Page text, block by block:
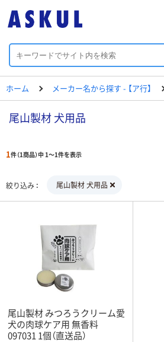
ホーム メーカー名から探す - 【ア行】
尾山製材 犬用品
1件（1商品）中 1～1件を表示
絞り込み 尾山製材 犬用品
尾山製材 みつろうクリーム愛
犬の肉球ケア用 無香料
097031 1個（直送品）